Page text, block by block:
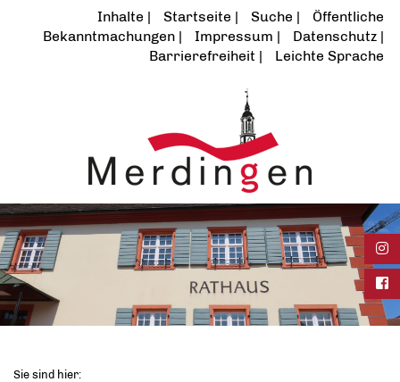
Inhalte Startseite Suche
Öffentliche
Bekanntmachungen
Impressum
Datenschutz
Barrierefreiheit
Leichte Sprache
Sie sind hier: